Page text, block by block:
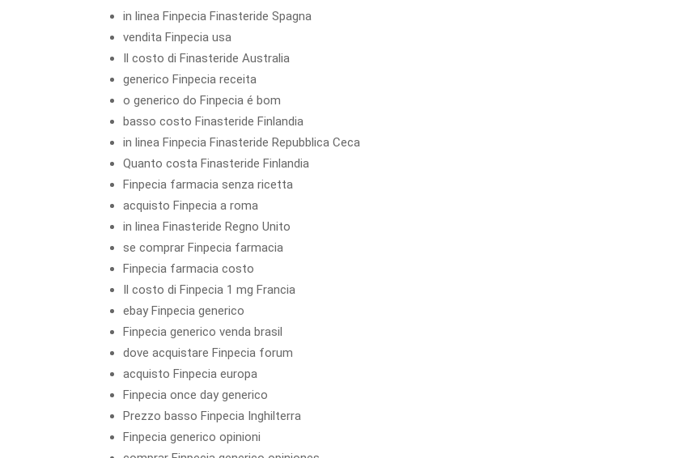
in linea Finpecia Finasteride Spagna
vendita Finpecia usa
Il costo di Finasteride Australia
generico Finpecia receita
o generico do Finpecia é bom
basso costo Finasteride Finlandia
in linea Finpecia Finasteride Repubblica Ceca
Quanto costa Finasteride Finlandia
Finpecia farmacia senza ricetta
acquisto Finpecia a roma
in linea Finasteride Regno Unito
se comprar Finpecia farmacia
Finpecia farmacia costo
Il costo di Finpecia 1 mg Francia
ebay Finpecia generico
Finpecia generico venda brasil
dove acquistare Finpecia forum
acquisto Finpecia europa
Finpecia once day generico
Prezzo basso Finpecia Inghilterra
Finpecia generico opinioni